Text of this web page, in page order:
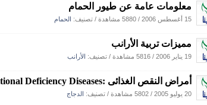
معلومات عامة عن طيور الحمام
15 أغسطس 2006 / 5880 مشاهدة / تصنيف: الحمام
مميزات تربية الأرانب
19 يناير 2006 / 5816 مشاهدة / تصنيف: الأرانب
أمراض النقص الغذائى :Nutritional Deficiency Diseases
20 يوليو 2005 / 5802 مشاهدة / تصنيف: الدجاج